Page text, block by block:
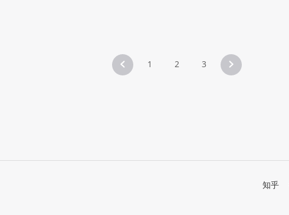
1 2 3
知乎